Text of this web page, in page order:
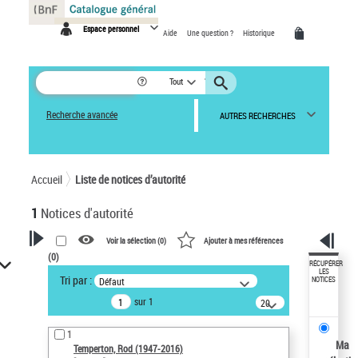
Espace personnel Aide Une question ? Historique
Tout
Recherche avancée AUTRES RECHERCHES
Accueil Liste de notices d’autorité
1 Notices d'autorité
VOTRE RECHERCHE
Recherche avancée dans les
notices d’autorité
Œuvres liées à l'auteur :
Temperton, Rod (1947-2016)
Voir la sélection (0) Ajouter à mes références
(0)
Tri par : Défaut
sur 1
20
résultats/page
1
Temperton, Rod (1947-2016)
RÉCUPÉRER
LES
NOTICES
Ma
Panneau de gestion des cookies